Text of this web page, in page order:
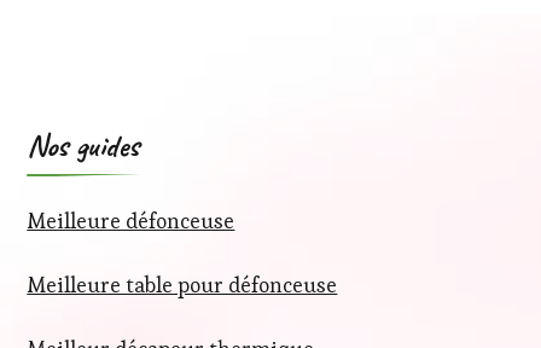
Nos guides
Meilleure défonceuse
Meilleure table pour défonceuse